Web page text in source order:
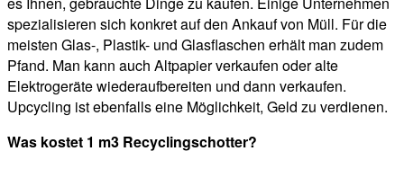
spezialisieren sich konkret auf den Ankauf von Müll. Für die
meisten Glas-, Plastik- und Glasflaschen erhält man zudem
Pfand. Man kann auch Altpapier verkaufen oder alte
Elektrogeräte wiederaufbereiten und dann verkaufen.
Upcycling ist ebenfalls eine Möglichkeit, Geld zu verdienen.
Was kostet 1 m3 Recyclingschotter?